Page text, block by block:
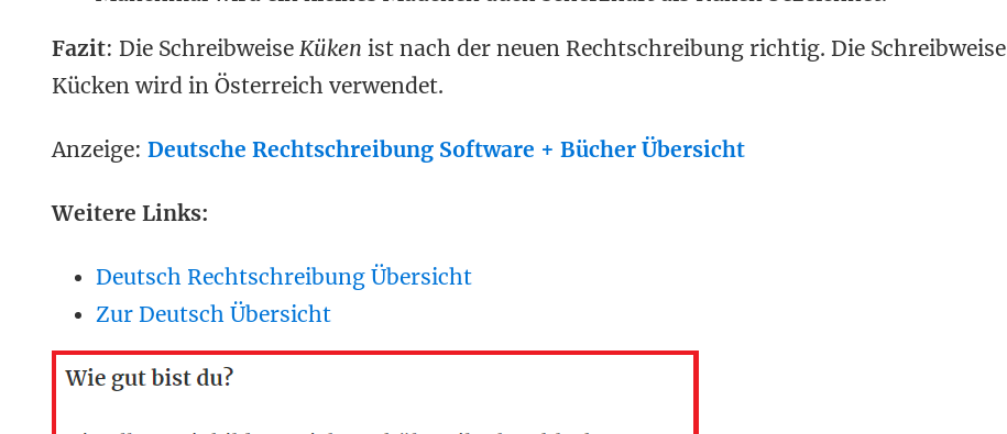
Fazit: Die Schreibweise Küken ist nach der neuen Rechtschreibung richtig. Die Schreibweise
Kücken wird in Österreich verwendet.
Anzeige: Deutsche Rechtschreibung Software + Bücher Übersicht
Weitere Links:
Deutsch Rechtschreibung Übersicht
Zur Deutsch Übersicht